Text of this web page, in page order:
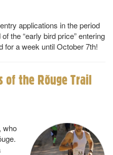
applications in the period
the “early bird price” entering
for a week until October 7th!
of the Rõuge Trail
who